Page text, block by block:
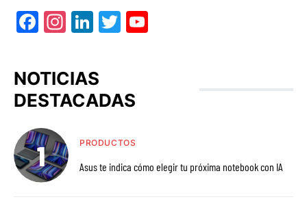
Facebook
Instagram
LinkedIn
Twitter
NOTICIAS
DESTACADAS
PRODUCTOS
Asus te indica cómo elegir tu próxima notebook con IA